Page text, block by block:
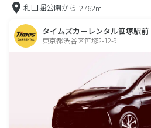
和田堀公園から 2762m
タイムズカーレンタル笹塚駅前
東京都渋谷区笹塚2-12-9